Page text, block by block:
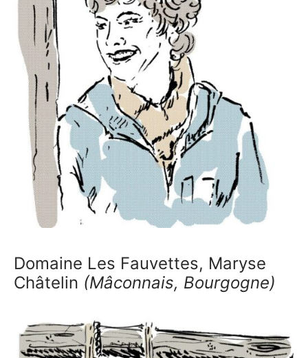
Domaine Les Fauvettes, Maryse
Châtelin (Mâconnais, Bourgogne)